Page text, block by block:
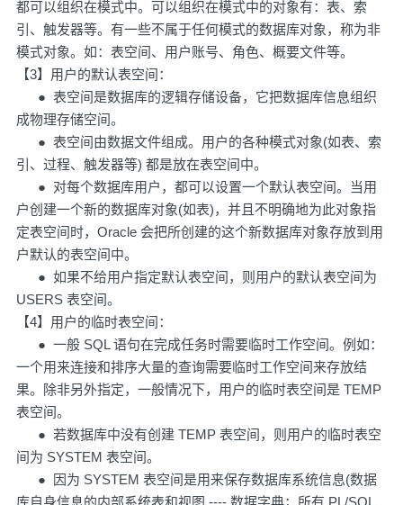
都可以组织在模式中。可以组织在模式中的对象有：表、索
引、触发器等。有一些不属于任何模式的数据库对象，称为非
模式对象。如：表空间、用户账号、角色、概要文件等。
【3】用户的默认表空间：
● 表空间是数据库的逻辑存储设备，它把数据库信息组织
成物理存储空间。
● 表空间由数据文件组成。用户的各种模式对象(如表、索
引、过程、触发器等) 都是放在表空间中。
● 对每个数据库用户，都可以设置一个默认表空间。当用
户创建一个新的数据库对象(如表)，并且不明确地为此对象指
定表空间时，Oracle 会把所创建的这个新数据库对象存放到用
户默认的表空间中。
● 如果不给用户指定默认表空间，则用户的默认表空间为
USERS 表空间。
【4】用户的临时表空间：
● 一般 SQL 语句在完成任务时需要临时工作空间。例如：
一个用来连接和排序大量的查询需要临时工作空间来存放结
果。除非另外指定，一般情况下，用户的临时表空间是 TEMP
表空间。
● 若数据库中没有创建 TEMP 表空间，则用户的临时表空
间为 SYSTEM 表空间。
● 因为 SYSTEM 表空间是用来保存数据库系统信息(数据
库自身信息的内部系统表和视图 ---- 数据字典；所有 PL/SQL